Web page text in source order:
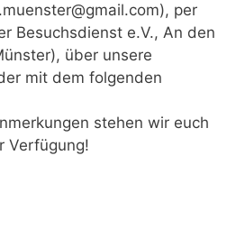
per
Besuchsdienst e.V., An den
über unsere
mit dem folgenden
stehen wir euch
Verfügung!